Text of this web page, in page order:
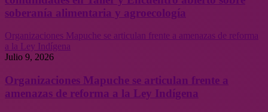
soberanía alimentaria y agroecología
Organizaciones Mapuche se articulan frente a amenazas de reforma
a la Ley Indígena
Julio 9, 2026
Organizaciones Mapuche se articulan frente a
amenazas de reforma a la Ley Indígena